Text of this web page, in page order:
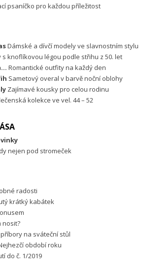
psaníčko pro každou příležitost
Dámské a dívčí modely ve slavnostním stylu
s knoflíkovou légou podle střihu z 50. let
Romantické outfity na každý den
Sametový overal v barvě noční oblohy
Zajímavé kousky pro celou rodinu
kolekce ve vel. 44 – 52
nejen pod stromeček
radosti
krátký kabátek
nosit?
na sváteční stůl
období roku
do č. 1/2019